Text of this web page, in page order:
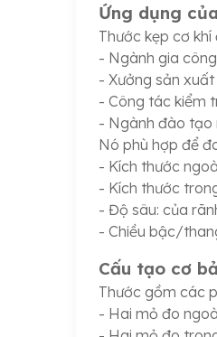
Ứng dụng
Thước kẹp cơ
- Ngành gia
- Xưởng sản
- Công tác kiểm
- Ngành đào tạo
Nó phù hợp để
- Kích thước
- Kích thước
- Độ sâu: của
- Chiều bậc/
Cấu tạo cơ
Thước gồm các
- Hai mỏ đo